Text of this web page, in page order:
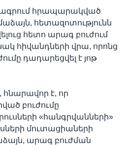
հրապարակված
հետազոտությունն
հետո արագ բուժում
հիվանդների վրա, որոնց
դադարեցվել է յոթ
է, որ
բուժումը
«հանգրվանների»
մուտացիաների
արագ բուժման